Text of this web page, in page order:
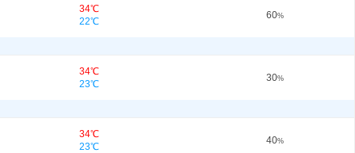
34℃
22℃
60%
34℃
23℃
30%
34℃
23℃
40%